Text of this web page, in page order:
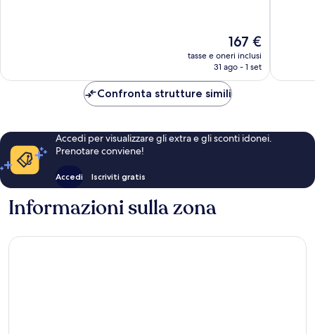
Il
prezzo
attuale
167 €
167 €
tasse e oneri inclusi
31 ago - 1 set
Confronta strutture simili
Accedi per visualizzare gli extra e gli sconti idonei.
Prenotare conviene!
Accedi Iscriviti gratis
Informazioni sulla zona